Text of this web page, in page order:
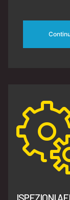
ISPEZIONI